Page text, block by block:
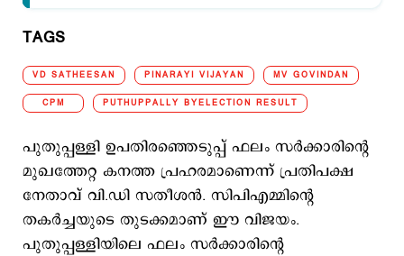
TAGS
VD SATHEESAN PINARAYI VIJAYAN MV GOVINDAN
CPM PUTHUPPALLY BYELECTION RESULT
പുതുപ്പള്ളി ഉപതിരഞ്ഞെടുപ്പ് ഫലം സര്‍ക്കാരിന്റെ
മുഖത്തേറ്റ കനത്ത പ്രഹരമാണെന്ന് പ്രതിപക്ഷ
നേതാവ് വി.ഡി സതീശന്‍. സിപിഎമ്മിന്‍റെ
തകര്‍ച്ചയുടെ തുടക്കമാണ് ഈ വിജയം.
പുതുപ്പള്ളിയിലെ ഫലം സര്‍ക്കാരിന്റെ